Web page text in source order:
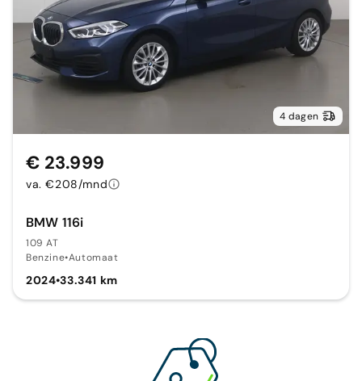
4 dagen
BMW 116i
109 AT
Benzine•Automaat
2024•33.341 km
€ 23.999
va. €208/mnd